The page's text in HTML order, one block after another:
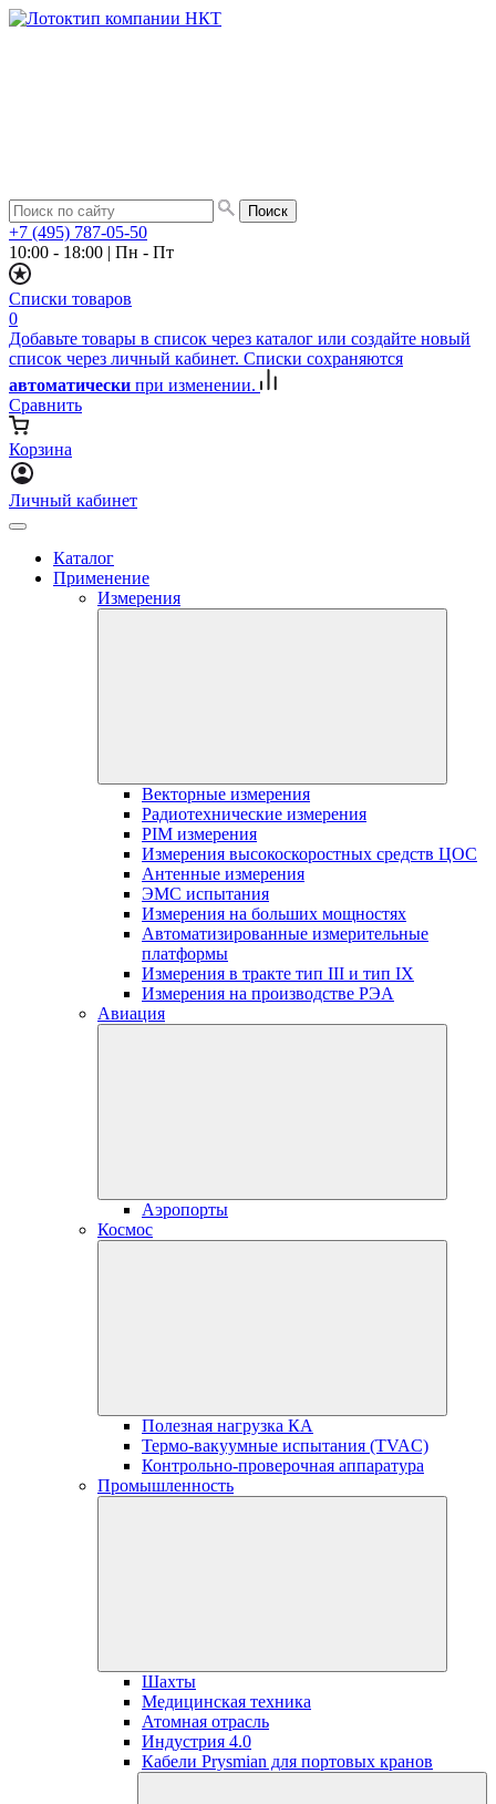
+7 (495) 787-05-50
10:00 - 18:00 | Пн - Пт
Списки товаров
0
Добавьте товары в список через каталог или создайте новый
список через личный кабинет. Списки сохраняются
автоматически при изменении.
Сравнить
Корзина
Личный кабинет
Каталог
Применение
Измерения
Векторные измерения
Радиотехнические измерения
PIM измерения
Измерения высокоскоростных средств ЦОС
Антенные измерения
ЭМС испытания
Измерения на больших мощностях
Автоматизированные измерительные
платформы
Измерения в тракте тип III и тип IX
Измерения на производстве РЭА
Авиация
Аэропорты
Космос
Полезная нагрузка КА
Термо-вакуумные испытания (TVAC)
Контрольно-проверочная аппаратура
Промышленность
Шахты
Медицинская техника
Атомная отрасль
Индустрия 4.0
Кабели Prysmian для портовых кранов